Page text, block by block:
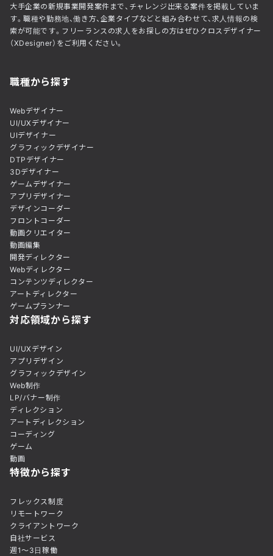
大手企業の新規事業開発案件まで、チャレンジ出来る案件を掲載していま
す。職種や勤務地、働き方、企業タイプなどと組み合わせて、求人情報の検
索が可能です。フリーランスの求人をお探しの方はぜひクロスデザイナー
（XDesigner）をご利用ください。
職種から探す
Webデザイナー
UI/UXデザイナー
UIデザイナー
グラフィックデザイナー
DTPデザイナー
3Dデザイナー
ゲームデザイナー
アプリデザイナー
デザインコーダー
フロントコーダー
動画クリエイター
動画編集
開発ディレクター
Webディレクター
コンテンツディレクター
アートディレクター
ゲームプランナー
対応領域から探す
UI/UXデザイン
アプリデザイン
グラフィックデザイン
Web制作
LP/バナー制作
ディレクション
アートディレクション
コーディング
ゲーム
動画
特徴から探す
フレックス制度
リモートワーク
クライアントワーク
自社サービス
週1〜3日稼働